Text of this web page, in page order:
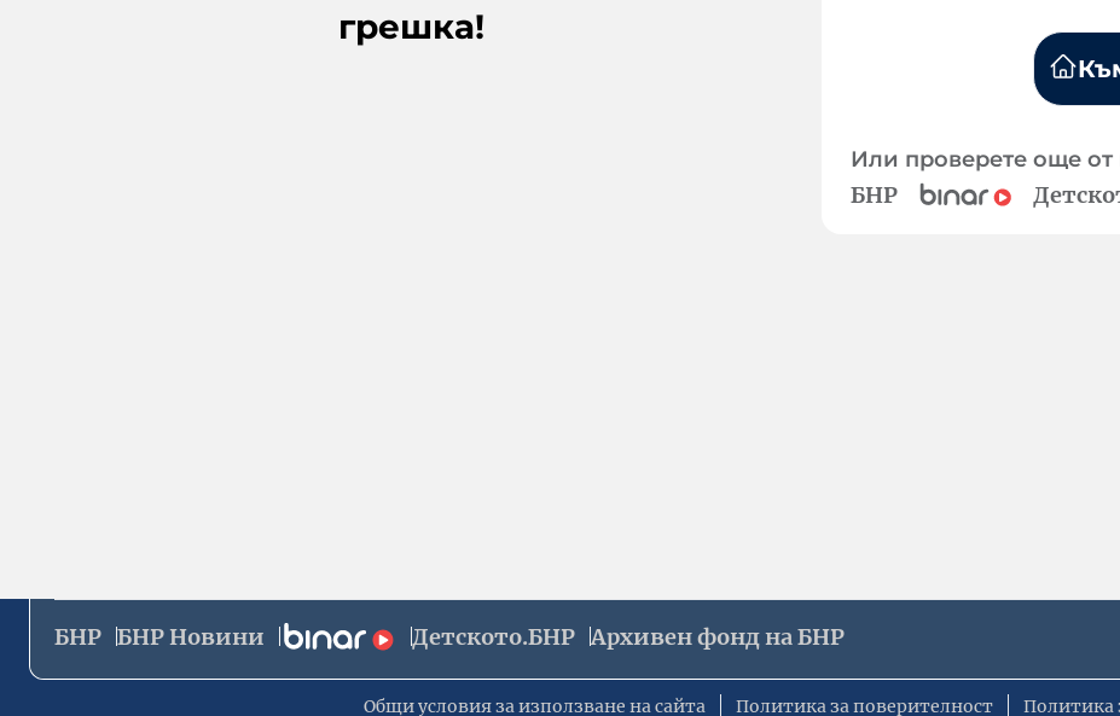
грешка!
Или проверете още от
БНР
БНР БНР Новини Детското.БНР Архивен фонд на БНР
Общи условия за използване на сайта Политика за поверителност Политика